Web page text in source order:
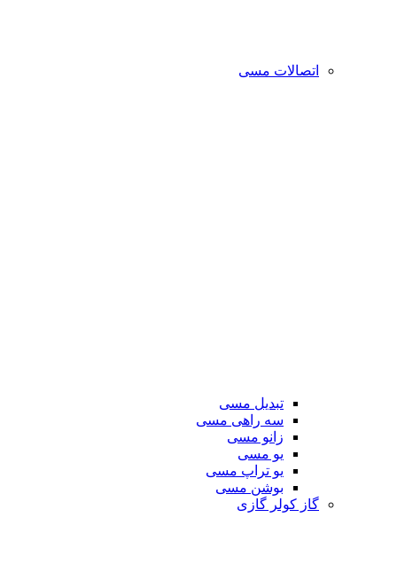
اتصالات مسی
تبدیل مسی
سه راهی مسی
زانو مسی
یو مسی
یو تراپ مسی
بوشن مسی
گاز کولر گازی